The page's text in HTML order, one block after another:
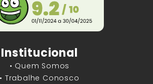
Institucional
• Quem Somos
• Trabalhe Conosco